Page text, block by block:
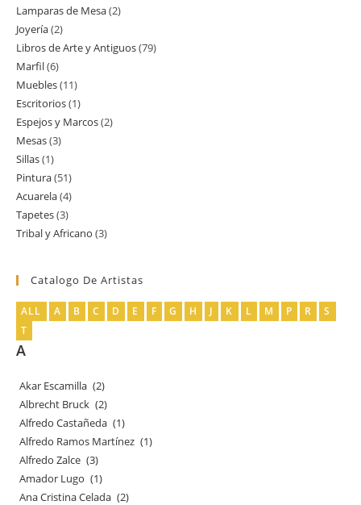
producto
Lamparas de Mesa 22
Joyería 22
productos
Libros de Arte y Antiguos 7979
Marfil 66
productos
Muebles 1111
productos
Escritorios 11
producto
Espejos y Marcos 22
Mesas 33
Sillas 11
producto
Pintura 5151
productos
Acuarela 44
productos
Tapetes 33
productos
Tribal y Africano 33
Catalogo De Artistas
ALL A B C D E F G H J K L M P R
S
T
A
Akar Escamilla (2)
Albrecht Bruck (2)
Alfredo Castañeda (1)
Alfredo Ramos Martínez (1)
Alfredo Zalce (3)
Amador Lugo (1)
Ana Cristina Celada (2)